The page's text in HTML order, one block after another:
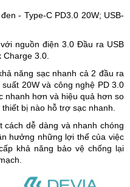
- Type-C PD3.0 20W; USB-
nguồn điện 3.0 Đầu ra USB
3.0.
năng sạc nhanh cả 2 đầu ra
20W và công nghệ PD 3.0
nhanh hơn và hiệu quả hơn so
bị nào hỗ trợ sạc nhanh.
dễ dàng và nhanh chóng
hưởng những lợi thế của việc
khả năng bảo vệ chống lại